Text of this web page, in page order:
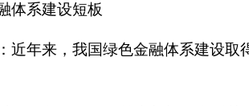
系建设短板
年来，我国绿色金融体系建设取